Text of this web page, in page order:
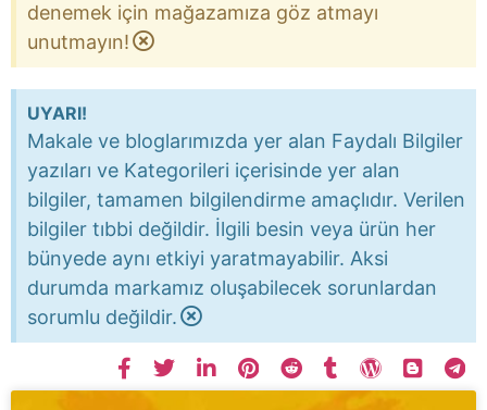
denemek için mağazamıza göz atmayı
unutmayın!
UYARI!
Makale ve bloglarımızda yer alan Faydalı Bilgiler
yazıları ve Kategorileri içerisinde yer alan
bilgiler, tamamen bilgilendirme amaçlıdır. Verilen
bilgiler tıbbi değildir. İlgili besin veya ürün her
bünyede aynı etkiyi yaratmayabilir. Aksi
durumda markamız oluşabilecek sorunlardan
sorumlu değildir.